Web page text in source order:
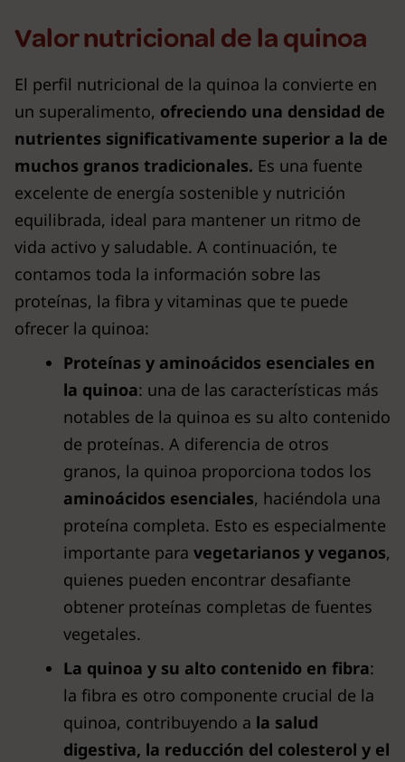
Valor nutricional de la quinoa
El perfil nutricional de la quinoa la convierte en
un superalimento, ofreciendo una densidad de
nutrientes significativamente superior a la de
muchos granos tradicionales. Es una fuente
excelente de energía sostenible y nutrición
equilibrada, ideal para mantener un ritmo de
vida activo y saludable. A continuación, te
contamos toda la información sobre las
proteínas, la fibra y vitaminas que te puede
ofrecer la quinoa:
Proteínas y aminoácidos esenciales en
la quinoa: una de las características más
notables de la quinoa es su alto contenido
de proteínas. A diferencia de otros
granos, la quinoa proporciona todos los
aminoácidos esenciales, haciéndola una
proteína completa. Esto es especialmente
importante para vegetarianos y veganos,
quienes pueden encontrar desafiante
obtener proteínas completas de fuentes
vegetales.
La quinoa y su alto contenido en fibra:
la fibra es otro componente crucial de la
quinoa, contribuyendo a la salud
digestiva, la reducción del colesterol y el